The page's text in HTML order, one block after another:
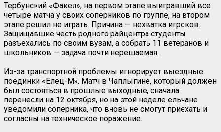
Тербунский «Факел», на первом этапе выигравший все
четыре матча у своих соперников по группе, на втором
этапе решил не играть. Причина — нехватка игроков.
Защищавшие честь родного райцентра студенты
разъехались по своим вузам, а собрать 11 ветеранов и
школьников — задача почти нерешаемая.
Из-за транспортной проблемы игнорирует выездные
поединки «Елец-М». Матч в Чаплыгине, который должен
был состояться в прошлые выходные, сначала
перенесли на 12 октября, но на этой неделе ельчане
уведомили соперника, что вновь не смогут приехать и
согласны на техническое поражение.